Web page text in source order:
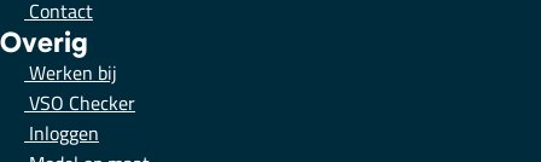
Contact
Overig
Werken bij
VSO Checker
Inloggen